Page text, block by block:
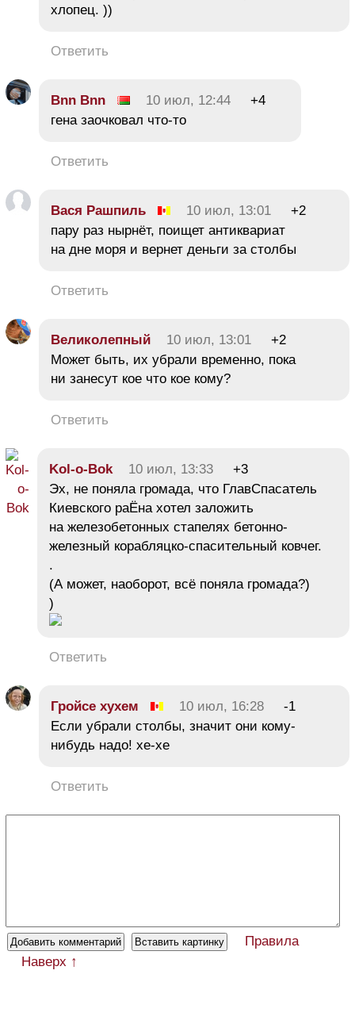
хлопец. ))
Ответить
Bnn Bnn 10 июл, 12:44
+4
гена заочковал что-то
Ответить
Вася Рашпиль 10 июл, 13:01
+2
пару раз нырнёт, поищет антиквариат
на дне моря и вернет деньги за столбы
Ответить
Великолепный 10 июл, 13:01
+2
Может быть, их убрали временно, пока
ни занесут кое что кое кому?
Ответить
Kol-o-Bok 10 июл, 13:33
+3
Эх, не поняла громада, что ГлавСпасатель
Киевского раЁна хотел заложить
на железобетонных стапелях бетонно-
железный корабляцко-спасительный ковчег.
.
(А может, наоборот, всё поняла громада?)
)
Ответить
Гройсе хухем 10 июл, 16:28
-1
Если убрали столбы, значит они кому-
нибудь надо! хе-хе
Ответить
Правила
Наверх ↑